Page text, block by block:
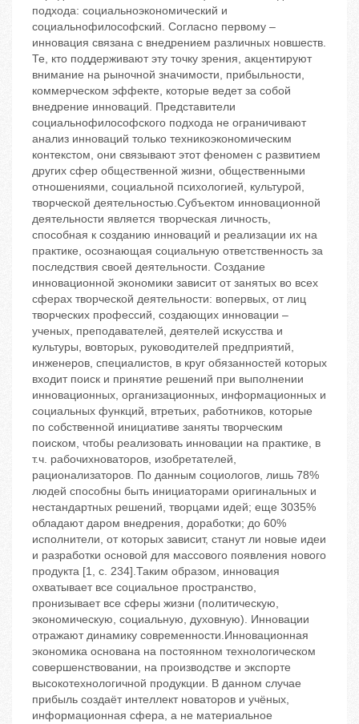
подхода: социальноэкономический и
социальнофилософский. Согласно первому –
инновация связана с внедрением различных новшеств.
Те, кто поддерживают эту точку зрения, акцентируют
внимание на рыночной значимости, прибыльности,
коммерческом эффекте, которые ведет за собой
внедрение инноваций. Представители
социальнофилософского подхода не ограничивают
анализ инноваций только техникоэкономическим
контекстом, они связывают этот феномен с развитием
других сфер общественной жизни, общественными
отношениями, социальной психологией, культурой,
творческой деятельностью.Субъектом инновационной
деятельности является творческая личность,
способная к созданию инноваций и реализации их на
практике, осознающая социальную ответственность за
последствия своей деятельности. Создание
инновационной экономики зависит от занятых во всех
сферах творческой деятельности: вопервых, от лиц
творческих профессий, создающих инновации –
ученых, преподавателей, деятелей искусства и
культуры, вовторых, руководителей предприятий,
инженеров, специалистов, в круг обязанностей которых
входит поиск и принятие решений при выполнении
инновационных, организационных, информационных и
социальных функций, втретьих, работников, которые
по собственной инициативе заняты творческим
поиском, чтобы реализовать инновации на практике, в
т.ч. рабочихноваторов, изобретателей,
рационализаторов. По данным социологов, лишь 78%
людей способны быть инициаторами оригинальных и
нестандартных решений, творцами идей; еще 3035%
обладают даром внедрения, доработки; до 60%
исполнители, от которых зависит, станут ли новые идеи
и разработки основой для массового появления нового
продукта [1, с. 234].Таким образом, инновация
охватывает все социальное пространство,
пронизывает все сферы жизни (политическую,
экономическую, социальную, духовную). Инновации
отражают динамику современности.Инновационная
экономика основана на постоянном технологическом
совершенствовании, на производстве и экспорте
высокотехнологичной продукции. В данном случае
прибыль создаёт интеллект новаторов и учёных,
информационная сфера, а не материальное